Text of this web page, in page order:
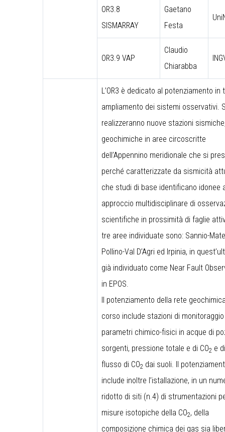
OR3.8
SISMARRAY
Gaetano
Festa
OR3.9 VAP
Claudio
Chiarabba
L’OR3 è dedicato al potenziamento in
ampliamento dei sistemi osservativi.
realizzeranno nuove stazioni
geochimiche in aree circoscritte
dell’Appennino meridionale che si
perché caratterizzate da sismicità
che studi di base identificano idonee
approccio multidisciplinare di
scientifiche in prossimità di faglie
tre aree individuate sono: Sannio-
Pollino-Val D’Agri ed Irpinia, in
già individuato come Near Fault
in EPOS.
Il potenziamento della rete
corso include stazioni di
parametri chimico-fisici in acque di
sorgenti, pressione totale e di CO2 e
flusso di CO2 dai suoli. Il
include inoltre l’istallazione, in un
ridotto di siti (n.4) di strumentazioni
misure isotopiche della CO2, della
composizione chimica dei gas sia